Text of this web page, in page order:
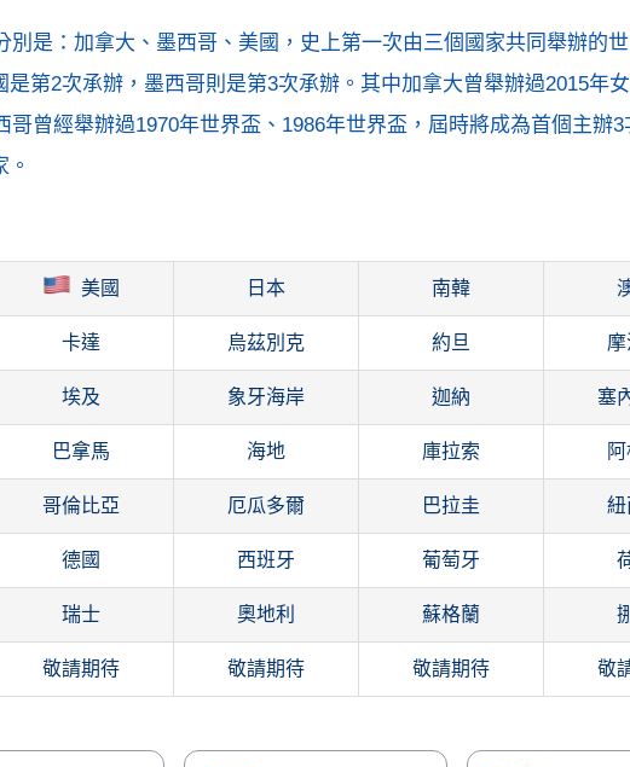
別是：加拿大、墨西哥、美國，史上第一次由三個國家共同舉辦的
第2次承辦，墨西哥則是第3次承辦。其中加拿大曾舉辦過2015年
曾經舉辦過1970年世界盃、1986年世界盃，屆時將成為首個主辦
美國 日本 南韓
卡達 烏茲別克 約旦
埃及 象牙海岸 迦納 塞
巴拿馬 海地 庫拉索
哥倫比亞 厄瓜多爾 巴拉圭 紐
德國 西班牙 葡萄牙
瑞士 奧地利 蘇格蘭
敬請期待 敬請期待 敬請期待 敬